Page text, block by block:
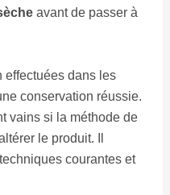
avant de passer à
effectuées dans les
conservation réussie.
vains si la méthode de
le produit. Il
courantes et